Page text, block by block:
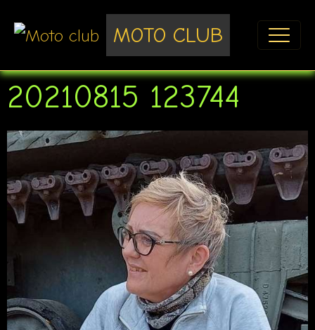
MOTO CLUB
20210815 123744